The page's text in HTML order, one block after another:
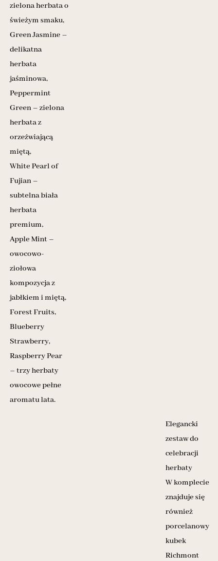
zielona herbata o
świeżym smaku,
Green Jasmine –
delikatna
herbata
jaśminowa,
Peppermint
Green – zielona
herbata z
orzeźwiającą
miętą,
White Pearl of
Fujian –
subtelna biała
herbata
premium,
Apple Mint –
owocowo-
ziołowa
kompozycja z
jabłkiem i miętą,
Forest Fruits,
Blueberry
Strawberry,
Raspberry Pear
– trzy herbaty
owocowe pełne
aromatu lata.
Elegancki
zestaw do
celebracji
herbaty
W komplecie
znajduje się
również
porcelanowy
kubek
Richmont